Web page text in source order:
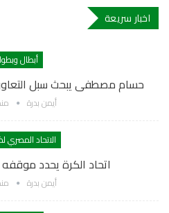
اخبار سريعة
أبطال
حسام مصطفى يبحث سبل
أيمن بدرة
الاتحاد المصري
اتحاد الكرة يحدد
أيمن بدرة